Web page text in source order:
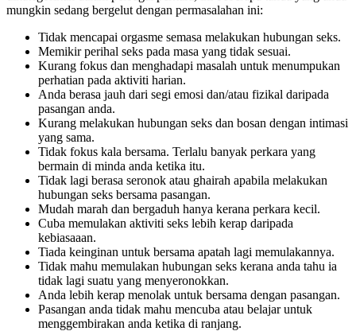
mungkin sedang bergelut dengan permasalahan ini:
Tidak mencapai orgasme semasa melakukan hubungan seks.
Memikir perihal seks pada masa yang tidak sesuai.
Kurang fokus dan menghadapi masalah untuk menumpukan
perhatian pada aktiviti harian.
Anda berasa jauh dari segi emosi dan/atau fizikal daripada
pasangan anda.
Kurang melakukan hubungan seks dan bosan dengan intimasi
yang sama.
Tidak fokus kala bersama. Terlalu banyak perkara yang
bermain di minda anda ketika itu.
Tidak lagi berasa seronok atau ghairah apabila melakukan
hubungan seks bersama pasangan.
Mudah marah dan bergaduh hanya kerana perkara kecil.
Cuba memulakan aktiviti seks lebih kerap daripada
kebiasaaan.
Tiada keinginan untuk bersama apatah lagi memulakannya.
Tidak mahu memulakan hubungan seks kerana anda tahu ia
tidak lagi suatu yang menyeronokkan.
Anda lebih kerap menolak untuk bersama dengan pasangan.
Pasangan anda tidak mahu mencuba atau belajar untuk
menggembirakan anda ketika di ranjang.